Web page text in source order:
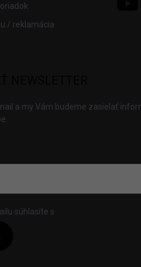
/ reklamácia
a my Vám budeme zasielať
súhlasíte s